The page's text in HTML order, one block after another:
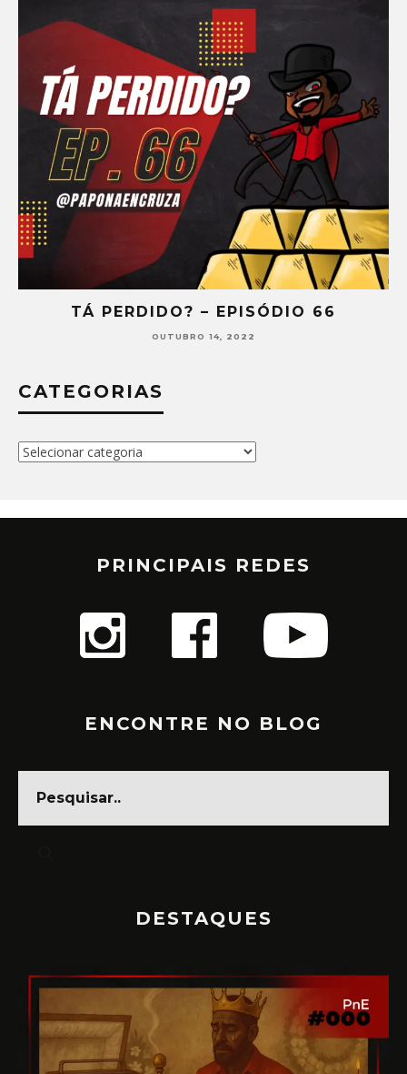
TÁ PERDIDO? – EPISÓDIO 66
OUTUBRO 14, 2022
CATEGORIAS
Categorias
PRINCIPAIS REDES
ENCONTRE NO BLOG
DESTAQUES